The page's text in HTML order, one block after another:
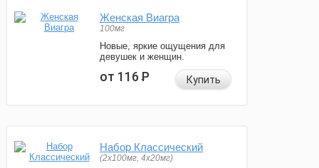
Женская Виагра
100мг
Новые, яркие ощущения для
девушек и женщин.
от 116Р Купить
Набор Классический
(2x100мг, 4x20мг)